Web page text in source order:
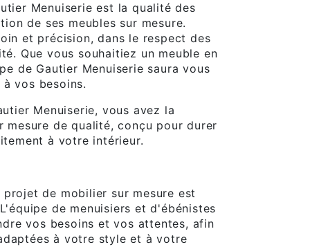
Menuiserie est la qualité des
de ses meubles sur mesure.
et précision, dans le respect des
Que vous souhaitiez un meuble en
de Gautier Menuiserie saura vous
vos besoins.
Menuiserie, vous avez la
de qualité, conçu pour durer
à votre intérieur.
de mobilier sur mesure est
de menuisiers et d'ébénistes
vos besoins et vos attentes, afin
à votre style et à votre